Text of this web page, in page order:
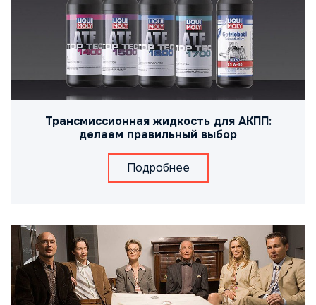
Трансмиссионная жидкость для АКПП:
делаем правильный выбор
Подробнее